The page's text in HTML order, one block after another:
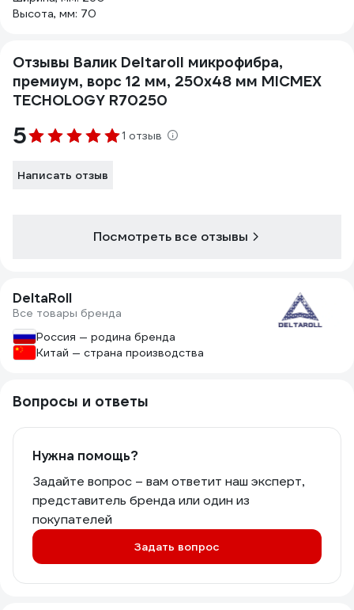
Высота, мм: 70
Отзывы Валик Deltaroll микрофибра,
премиум, ворс 12 мм, 250x48 мм MICMEX
TECHOLOGY R70250
5 1 отзыв
Написать отзыв
Посмотреть все отзывы
DeltaRoll
Все товары бренда
Россия — родина бренда
Китай — страна производства
Вопросы и ответы
Нужна помощь?
Задайте вопрос – вам ответит наш эксперт,
представитель бренда или один из
покупателей
Задать вопрос